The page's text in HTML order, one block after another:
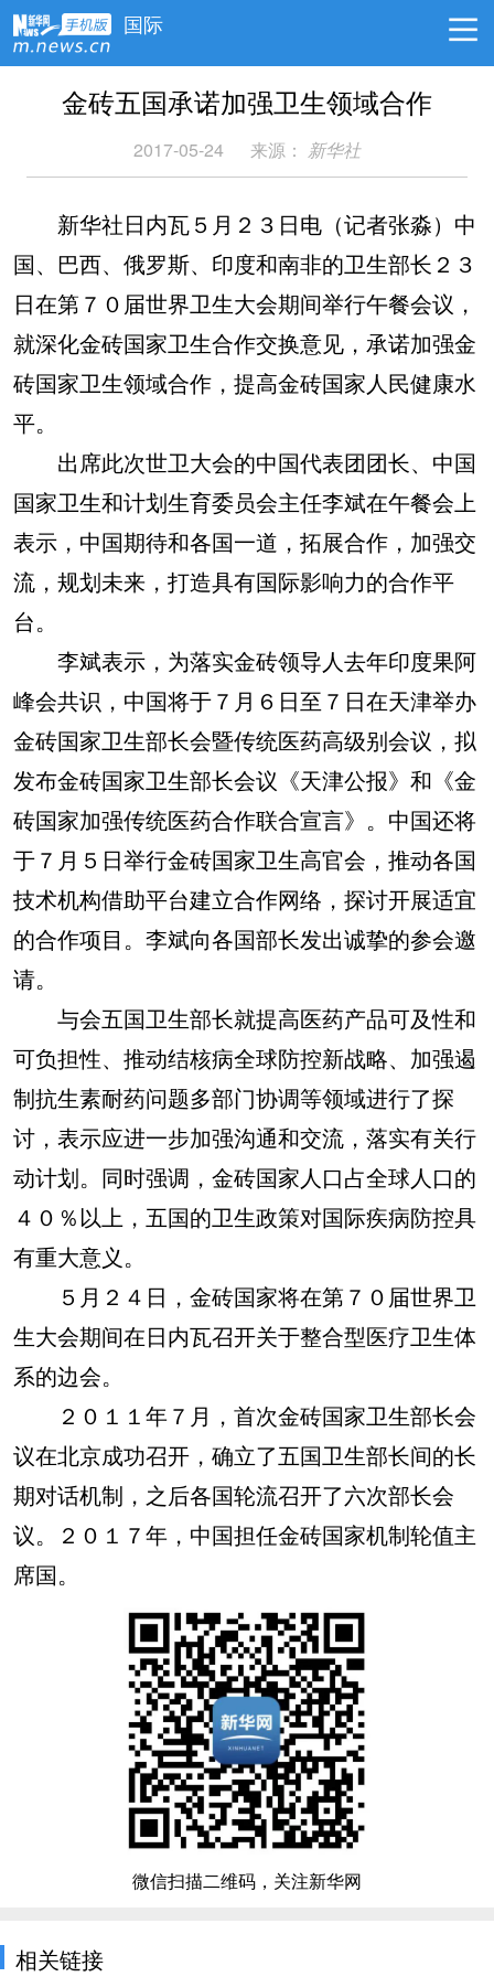
国际
金砖五国承诺加强卫生领域合作
2017-05-24 来源： 新华社
新华社日内瓦５月２３日电（记者张淼）中
国、巴西、俄罗斯、印度和南非的卫生部长２３
日在第７０届世界卫生大会期间举行午餐会议，
就深化金砖国家卫生合作交换意见，承诺加强金
砖国家卫生领域合作，提高金砖国家人民健康水
平。
出席此次世卫大会的中国代表团团长、中国
国家卫生和计划生育委员会主任李斌在午餐会上
表示，中国期待和各国一道，拓展合作，加强交
流，规划未来，打造具有国际影响力的合作平
台。
李斌表示，为落实金砖领导人去年印度果阿
峰会共识，中国将于７月６日至７日在天津举办
金砖国家卫生部长会暨传统医药高级别会议，拟
发布金砖国家卫生部长会议《天津公报》和《金
砖国家加强传统医药合作联合宣言》。中国还将
于７月５日举行金砖国家卫生高官会，推动各国
技术机构借助平台建立合作网络，探讨开展适宜
的合作项目。李斌向各国部长发出诚挚的参会邀
请。
与会五国卫生部长就提高医药产品可及性和
可负担性、推动结核病全球防控新战略、加强遏
制抗生素耐药问题多部门协调等领域进行了探
讨，表示应进一步加强沟通和交流，落实有关行
动计划。同时强调，金砖国家人口占全球人口的
４０％以上，五国的卫生政策对国际疾病防控具
有重大意义。
５月２４日，金砖国家将在第７０届世界卫
生大会期间在日内瓦召开关于整合型医疗卫生体
系的边会。
２０１１年７月，首次金砖国家卫生部长会
议在北京成功召开，确立了五国卫生部长间的长
期对话机制，之后各国轮流召开了六次部长会
议。２０１７年，中国担任金砖国家机制轮值主
席国。
微信扫描二维码，关注新华网
相关链接